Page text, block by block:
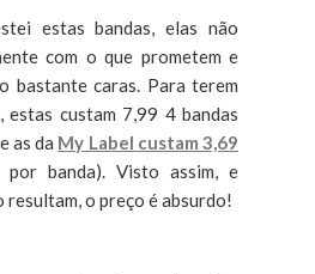
estas bandas, elas não
com o que prometem e
bastante caras. Para terem
estas custam 7,99 4 bandas
as da My Label custam 3,69
por banda). Visto assim, e
resultam, o preço é absurdo!